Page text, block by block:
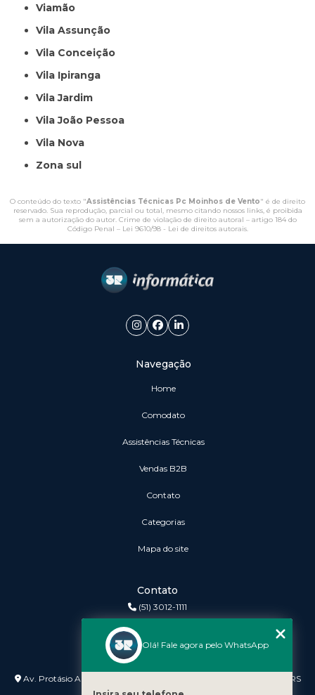
Viamão
Vila Assunção
Vila Conceição
Vila Ipiranga
Vila Jardim
Vila João Pessoa
Vila Nova
Zona sul
O conteúdo do texto "Assistências Técnicas Pc Moinhos de Vento" é de direito
reservado. Sua reprodução, parcial ou total, mesmo citando nossos links, é proibida
sem a autorização do autor. Crime de violação de direito autoral – artigo 184 do
Código Penal – Lei 9610/98 - Lei de direitos autorais.
Navegação
Home
Comodato
Assistências Técnicas
vendas B2B
Contato
Categorias
Mapa do site
Contato
(51) 3012-1111
Endereço
Av. Protásio Alves nº 3240 Lojas 7 e 8 - Petrópolis - Porto Alegre - RS
- 90410-007
Olá! Fale agora pelo WhatsApp